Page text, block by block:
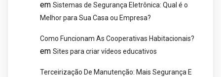
em Sistemas de Segurança Eletrônica: Qual é o
Melhor para Sua Casa ou Empresa?
Como Funcionam As Cooperativas Habitacionais?
em Sites para criar vídeos educativos
Terceirização De Manutenção: Mais Segurança E